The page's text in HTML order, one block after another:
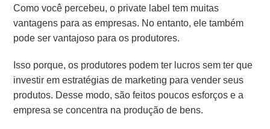
Como você percebeu, o private label tem muitas
vantagens para as empresas. No entanto, ele também
pode ser vantajoso para os produtores.
Isso porque, os produtores podem ter lucros sem ter que
investir em estratégias de marketing para vender seus
produtos. Desse modo, são feitos poucos esforços e a
empresa se concentra na produção de bens.